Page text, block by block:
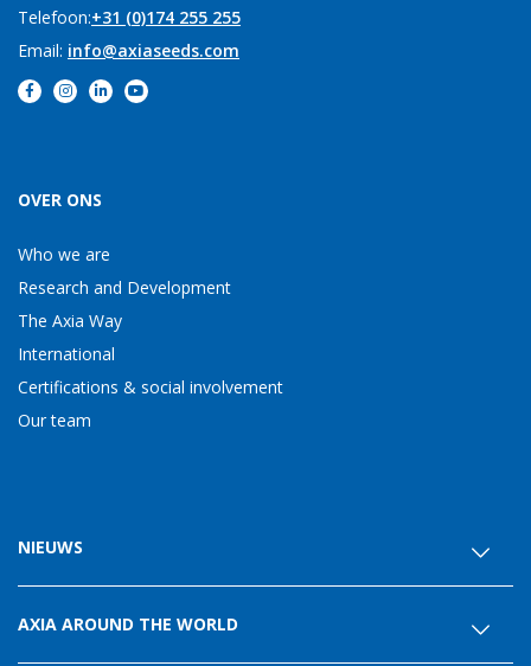
Telefoon:+31 (0)174 255 255
Email: info@axiaseeds.com
OVER ONS
Who we are
Research and Development
The Axia Way
International
Certifications & social involvement
Our team
NIEUWS
AXIA AROUND THE WORLD